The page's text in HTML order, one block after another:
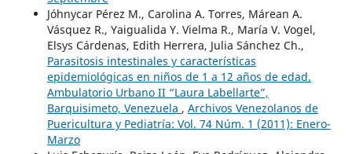
Jóhnycar Pérez M., Carolina A. Torres, Márean A.
Vásquez R., Yaigualida Y. Vielma R., María V. Vogel,
Elsys Cárdenas, Edith Herrera, Julia Sánchez Ch.,
Parasitosis intestinales y características
epidemiológicas en niños de 1 a 12 años de edad.
Ambulatorio Urbano II “Laura Labellarte”,
Barquisimeto, Venezuela , Archivos Venezolanos de
Puericultura y Pediatría: Vol. 74 Núm. 1 (2011): Enero-
Marzo